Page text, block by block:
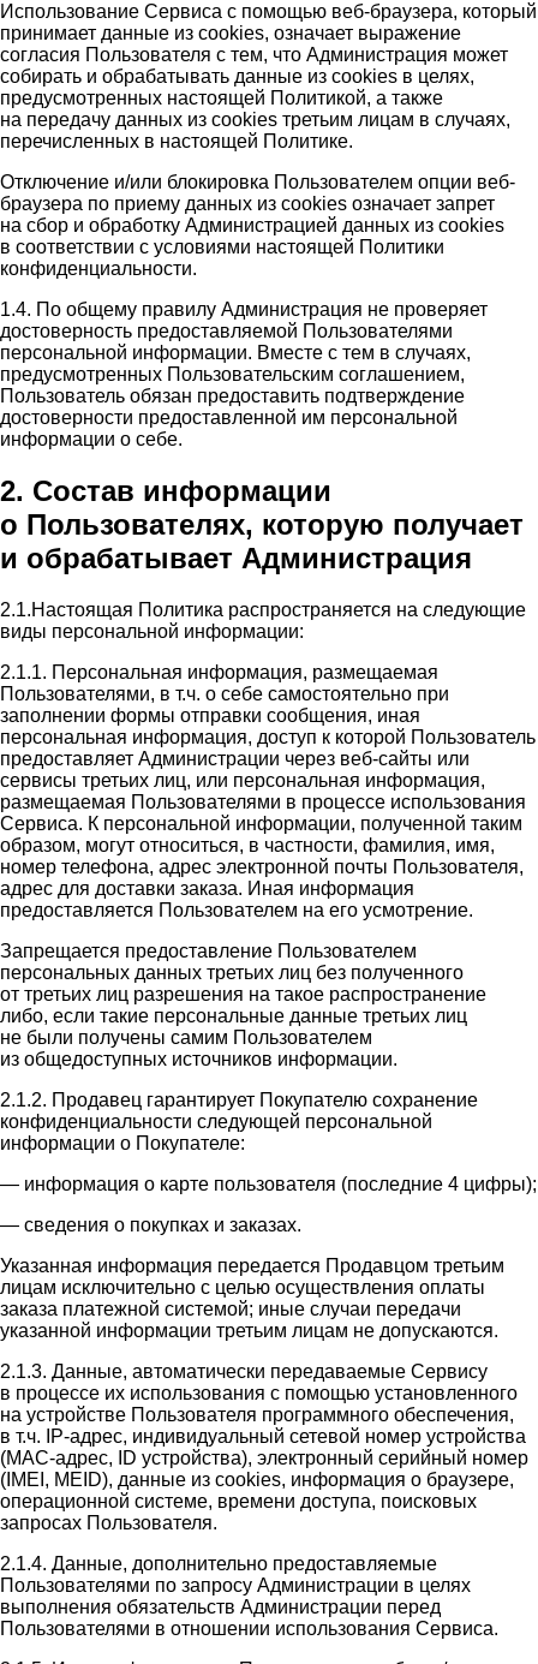
Использование Сервиса с помощью веб-браузера, который
принимает данные из cookies, означает выражение
согласия Пользователя с тем, что Администрация может
собирать и обрабатывать данные из cookies в целях,
предусмотренных настоящей Политикой, а также
на передачу данных из cookies третьим лицам в случаях,
перечисленных в настоящей Политике.
Отключение и/или блокировка Пользователем опции веб-
браузера по приему данных из cookies означает запрет
на сбор и обработку Администрацией данных из cookies
в соответствии с условиями настоящей Политики
конфиденциальности.
1.4. По общему правилу Администрация не проверяет
достоверность предоставляемой Пользователями
персональной информации. Вместе с тем в случаях,
предусмотренных Пользовательским соглашением,
Пользователь обязан предоставить подтверждение
достоверности предоставленной им персональной
информации о себе.
2. Состав информации
о Пользователях, которую получает
и обрабатывает Администрация
2.1.Настоящая Политика распространяется на следующие
виды персональной информации:
2.1.1. Персональная информация, размещаемая
Пользователями, в т.ч. о себе самостоятельно при
заполнении формы отправки сообщения, иная
персональная информация, доступ к которой Пользователь
предоставляет Администрации через веб-сайты или
сервисы третьих лиц, или персональная информация,
размещаемая Пользователями в процессе использования
Сервиса. К персональной информации, полученной таким
образом, могут относиться, в частности, фамилия, имя,
номер телефона, адрес электронной почты Пользователя,
адрес для доставки заказа. Иная информация
предоставляется Пользователем на его усмотрение.
Запрещается предоставление Пользователем
персональных данных третьих лиц без полученного
от третьих лиц разрешения на такое распространение
либо, если такие персональные данные третьих лиц
не были получены самим Пользователем
из общедоступных источников информации.
2.1.2. Продавец гарантирует Покупателю сохранение
конфиденциальности следующей персональной
информации о Покупателе:
— информация о карте пользователя (последние 4 цифры);
— сведения о покупках и заказах.
Указанная информация передается Продавцом третьим
лицам исключительно с целью осуществления оплаты
заказа платежной системой; иные случаи передачи
указанной информации третьим лицам не допускаются.
2.1.3. Данные, автоматически передаваемые Сервису
в процессе их использования с помощью установленного
на устройстве Пользователя программного обеспечения,
в т.ч. IP-адрес, индивидуальный сетевой номер устройства
(MAC-адрес, ID устройства), электронный серийный номер
(IMEI, MEID), данные из cookies, информация о браузере,
операционной системе, времени доступа, поисковых
запросах Пользователя.
2.1.4. Данные, дополнительно предоставляемые
Пользователями по запросу Администрации в целях
выполнения обязательств Администрации перед
Пользователями в отношении использования Сервиса.